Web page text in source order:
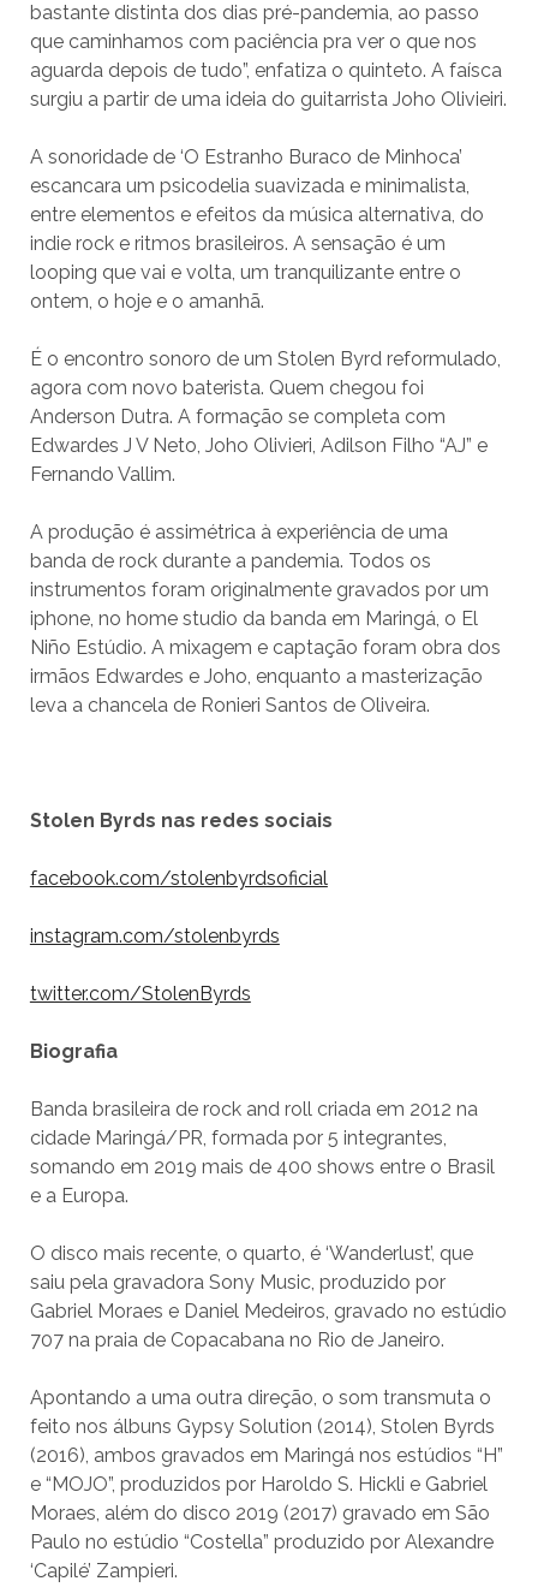
bastante distinta dos dias pré-pandemia, ao passo
que caminhamos com paciência pra ver o que nos
aguarda depois de tudo”, enfatiza o quinteto. A faísca
surgiu a partir de uma ideia do guitarrista Joho Olivieiri.
A sonoridade de ‘O Estranho Buraco de Minhoca’
escancara um psicodelia suavizada e minimalista,
entre elementos e efeitos da música alternativa, do
indie rock e ritmos brasileiros. A sensação é um
looping que vai e volta, um tranquilizante entre o
ontem, o hoje e o amanhã.
É o encontro sonoro de um Stolen Byrd reformulado,
agora com novo baterista. Quem chegou foi
Anderson Dutra. A formação se completa com
Edwardes J V Neto, Joho Olivieri, Adilson Filho “AJ” e
Fernando Vallim.
A produção é assimétrica à experiência de uma
banda de rock durante a pandemia. Todos os
instrumentos foram originalmente gravados por um
iphone, no home studio da banda em Maringá, o El
Niño Estúdio. A mixagem e captação foram obra dos
irmãos Edwardes e Joho, enquanto a masterização
leva a chancela de Ronieri Santos de Oliveira.
Stolen Byrds nas redes sociais
facebook.com/stolenbyrdsoficial
instagram.com/stolenbyrds
twitter.com/StolenByrds
Biografia
Banda brasileira de rock and roll criada em 2012 na
cidade Maringá/PR, formada por 5 integrantes,
somando em 2019 mais de 400 shows entre o Brasil
e a Europa.
O disco mais recente, o quarto, é ‘Wanderlust’, que
saiu pela gravadora Sony Music, produzido por
Gabriel Moraes e Daniel Medeiros, gravado no estúdio
707 na praia de Copacabana no Rio de Janeiro.
Apontando a uma outra direção, o som transmuta o
feito nos álbuns Gypsy Solution (2014), Stolen Byrds
(2016), ambos gravados em Maringá nos estúdios “H”
e “MOJO”, produzidos por Haroldo S. Hickli e Gabriel
Moraes, além do disco 2019 (2017) gravado em São
Paulo no estúdio “Costella” produzido por Alexandre
‘Capilé’ Zampieri.